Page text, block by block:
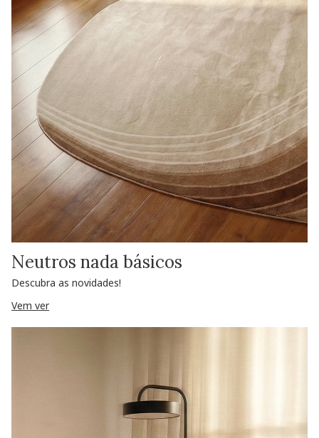
Neutros nada básicos
Descubra as novidades!
Vem ver